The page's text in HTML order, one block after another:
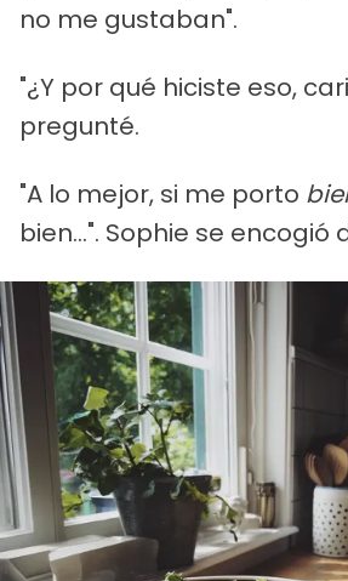
no me gustaban".
"¿Y por qué hiciste eso,
pregunté.
"A lo mejor, si me porto
bien...". Sophie se encogió